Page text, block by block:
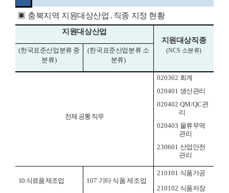
▣ 충북지역 지원대상산업 ․ 직종 지정 현황
지원대상산업
지원대상직종
(NCS 소분류)
(한국표준산업분류 중
분류)
(한국표준산업분류 소
분류)
전체 공통 직무
020302 회계
020401 생산관리
020402 QM/QC관
리
020403 물류무역
관리
230601 산업안전
관리
10.식료품 제조업 107 기타 식품 제조업
210101 식품가공
210102 식품저장